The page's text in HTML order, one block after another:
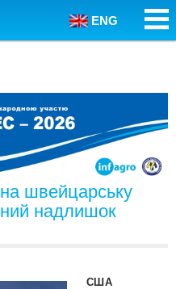
ENG
швейцарську
надлишок
США